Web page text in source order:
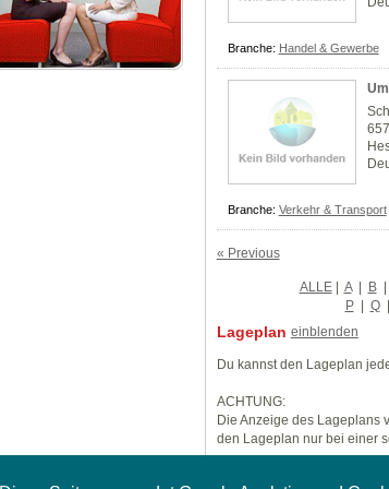
Branche: Handel & Gewerbe
Branche: Verkehr & Transport
« Previous
ALLE| A | B |
P | Q |
Lageplan einblenden
Du kannst den Lageplan
ACHTUNG:
Die Anzeige des Lageplans
den Lageplan nur bei einer